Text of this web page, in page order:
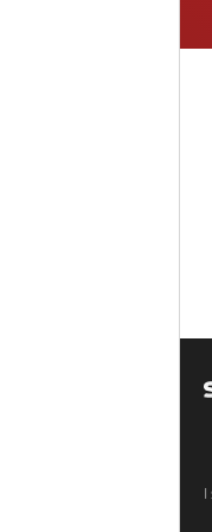
I